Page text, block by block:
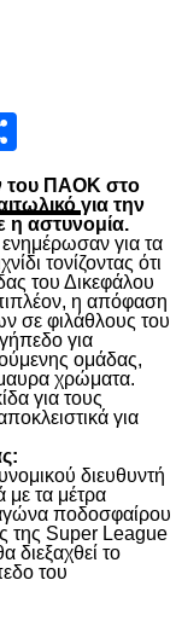
του ΠΑΟΚ στο
για την
η αστυνομία.
για τα
τονίζοντας ότι
του Δικεφάλου
η απόφαση
σε φιλάθλους του
για
ομάδας,
χρώματα.
για τους
για
διευθυντή
με τα μέτρα
ποδοσφαίρου
της Super League
το
του